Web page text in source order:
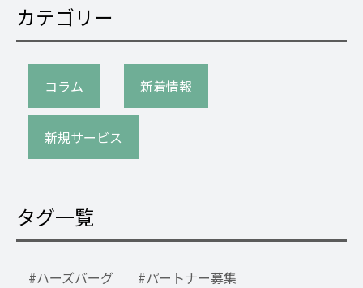
カテゴリー
コラム 新着情報
新規サービス
タグ一覧
ハーズバーグ
パートナー募集